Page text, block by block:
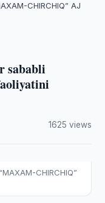
CHIRCHIQ” AJ
sababli
1625 views
CHIRCHIQ”